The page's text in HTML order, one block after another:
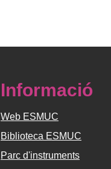
Informació
Web ESMUC
Biblioteca ESMUC
Parc d'instruments